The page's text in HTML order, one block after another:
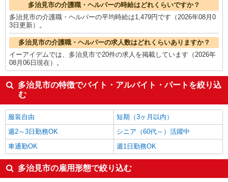
多治見市の介護職・ヘルパーの時給はどれくらいですか？
多治見市の介護職・ヘルパーの平均時給は1,479円です（2026年08月0
3日更新）。
多治見市の介護職・ヘルパーの求人数はどれくらいありますか？
イーアイデムでは、多治見市で20件の求人を掲載しています（2026年
08月06日現在）。
多治見市の特徴でバイト・アルバイト・パートを絞り込
む
服装自由
短期（3ヶ月以内）
週2～3日勤務OK
シニア（60代～）活躍中
車通勤OK
週1日勤務OK
多治見市の雇用形態で絞り込む